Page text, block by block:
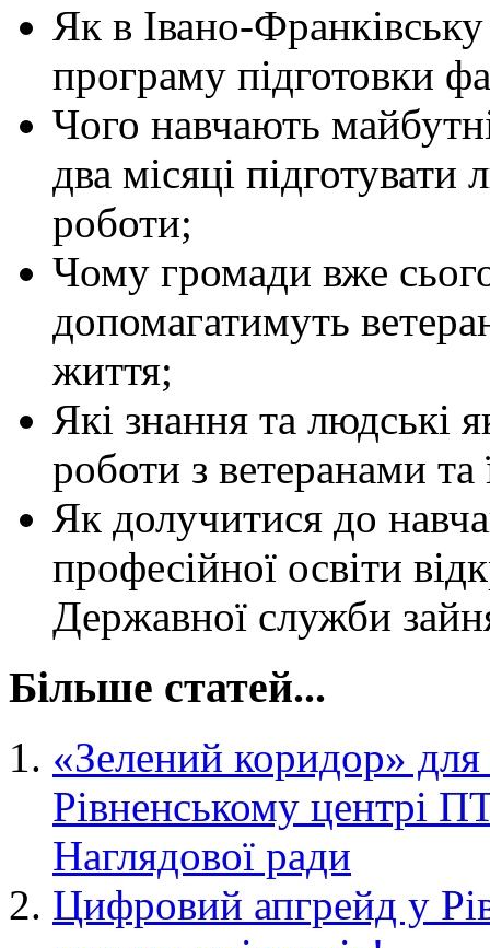
Як в Івано-
програму підготовки
Чого навчають
два місяці
роботи;
Чому громади вже
допомагатимуть
життя;
Які знання та людські
роботи з ветеранами
Як долучитися до
професійної освіти
Державної служби
Більше статей...
«Зелений коридор»
Рівненському центрі
Наглядової ради
Цифровий апгрейд у